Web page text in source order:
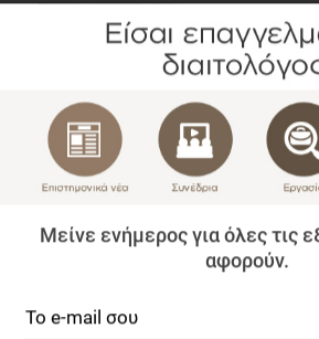
Σαρκοπενική παχυσαρκία στην
ρόλο παίζει η διατροφή & η άσκηση;
Επιστημονικά Νέα
Μείνε ενήμερος για όλες τις
αφορούν.